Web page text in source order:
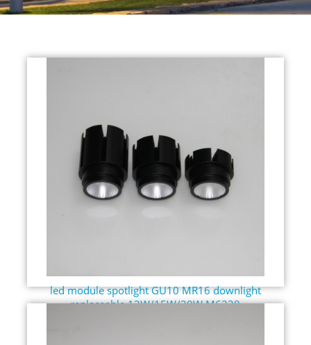
led module spotlight GU10 MR16 downlight
replaceable 12W/15W/20W M6228